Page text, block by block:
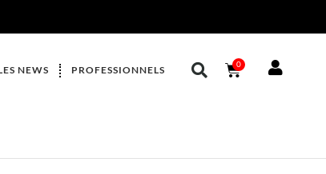
NEWS PROFESSIONNELS 0